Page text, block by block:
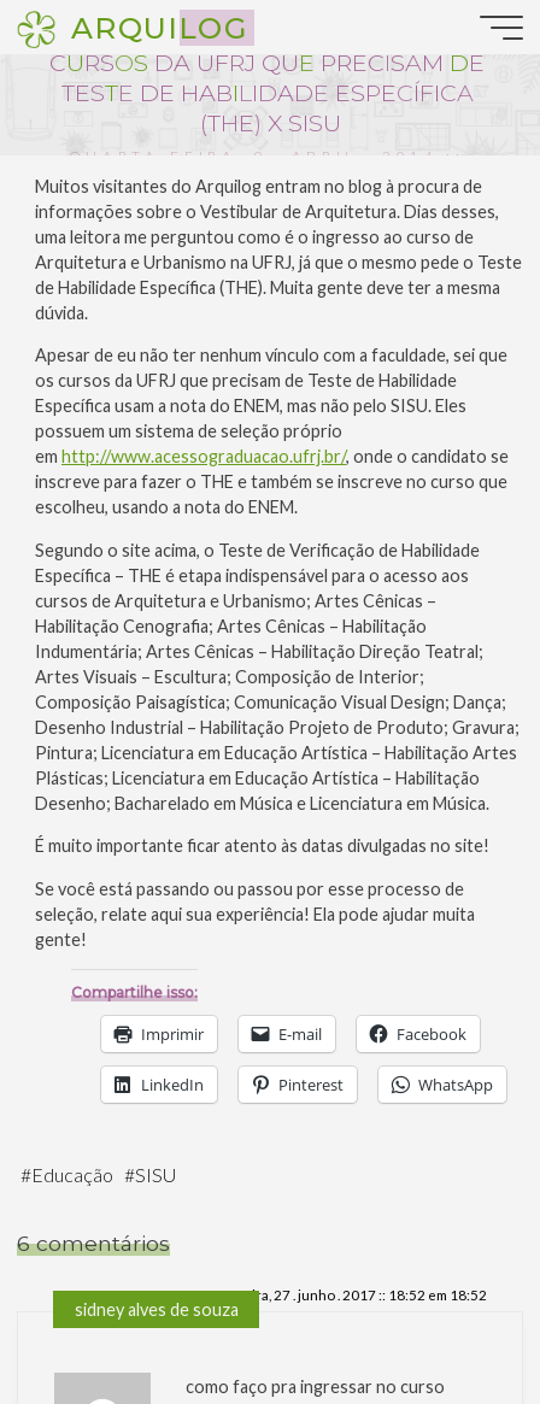
Pular
para
conteúdo
ARQUILOGNotícias da Arquitetura
CURSOS DA UFRJ QUE PRECISAM DE
TESTE DE HABIL IDADE ESPECÍFICA
(THE) X SISU
QUARTA-FEIRA, 9 . ABRIL . 2014 ::
Muitos visitantes do Arquilog entram no blog à procura de
informações sobre o Vestibular de Arquitetura. Dias desses,
uma leitora me perguntou como é o ingresso ao curso de
Arquitetura e Urbanismo na UFRJ, já que o mesmo pede o Teste
de Habilidade Específica (THE). Muita gente deve ter a mesma
dúvida.
Apesar de eu não ter nenhum vínculo com a faculdade, sei que
os cursos da UFRJ que precisam de Teste de Habilidade
Específica usam a nota do ENEM, mas não pelo SISU. Eles
possuem um sistema de seleção próprio
emhttp://www.acessograduacao.ufrj.br/, onde o candidato se
inscreve para fazer o THE e também se inscreve no curso que
escolheu, usando a nota do ENEM.
Segundo o site acima, o Teste de Verificação de Habilidade
Específica – THE é etapa indispensável para o acesso aos
cursos de Arquitetura e Urbanismo; Artes Cênicas –
Habilitação Cenografia; Artes Cênicas – Habilitação
Indumentária; Artes Cênicas – Habilitação Direção Teatral;
Artes Visuais – Escultura; Composição de Interior;
Composição Paisagística; Comunicação Visual Design; Dança;
Desenho Industrial – Habilitação Projeto de Produto; Gravura;
Pintura; Licenciatura em Educação Artística – Habilitação Artes
Plásticas; Licenciatura em Educação Artística – Habilitação
Desenho; Bacharelado em Música e Licenciatura em Música.
É muito importante ficar atento às datas divulgadas no site!
Se você está passando ou passou por esse processo de
seleção, relate aqui sua experiência! Ela pode ajudar muita
gente!
Compartilhe isso:
Imprimir E-mail Facebook
LinkedIn Pinterest WhatsApp
#Educação #SISU
6 comentários
terça-feira, 27 . junho . 2017 :: 18:52 em 18:52
sidney alves de souza
como faço pra ingressar no curso